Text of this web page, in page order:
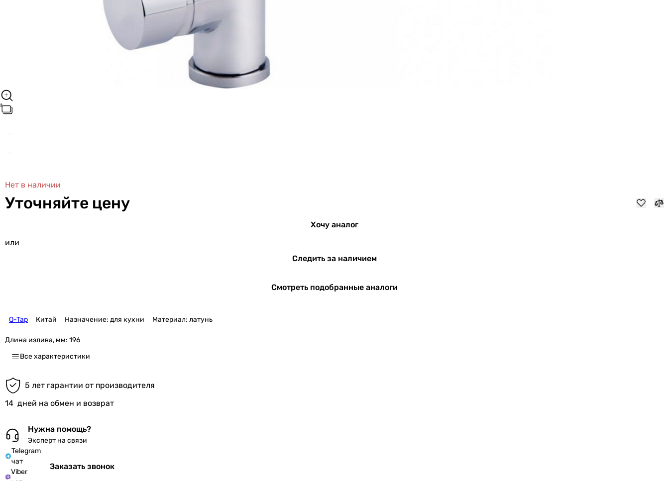
Нет в наличии
Уточняйте цену
Хочу аналог
или
Следить за наличием
Смотреть подобранные аналоги
Q-Tap Китай Назначение: для кухни Материал: латунь
Длина излива, мм: 196
Все характеристики
5 лет гарантии от производителя
14 дней на обмен и возврат
Нужна помощь?
Эксперт на связи
Telegram
чат
Viber
Заказать звонок